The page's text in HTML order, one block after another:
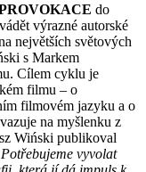
do
výrazné autorské
největších světových
s Markem
Cílem cyklu je
filmu – o
filmovém jazyku a o
na myšlenku z
Wiński publikoval
„Potřebujeme vyvolat